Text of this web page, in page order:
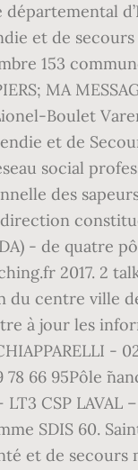
et de
153
MA
Boulet
et de
social
des
- de quatre
2017. 2
du centre ville
à jour les
-
66 95Pôle
CSP
SDIS 60.
et de